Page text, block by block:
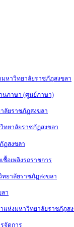
หาวิทยาลัยราชภัฏสงขลา
นภาษา (ศูนย์ภาษา)
ลัยราชภัฎสงขลา
ทยาลัยราชภัฏสงขลา
ฏสงขลา
อเพลิงรถราชการ
ยาลัยราชภัฏสงขลา
า
แห่งมหาวิทยาลัยราชภัฏส
จัดการ